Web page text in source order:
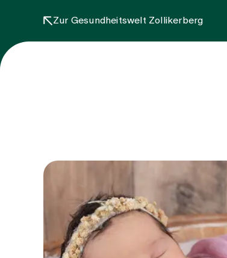
Zur Gesundheitswelt Zollikerberg